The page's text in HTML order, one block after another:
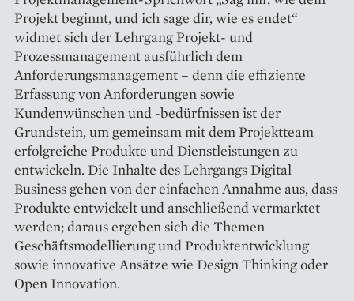
Projekt beginnt, und ich sage dir, wie es endet“
widmet sich der Lehrgang Projekt- und
Prozessmanagement ausführlich dem
Anforderungsmanagement – denn die effiziente
Erfassung von Anforderungen sowie
Kundenwünschen und -bedürfnissen ist der
Grundstein, um gemeinsam mit dem Projektteam
erfolgreiche Produkte und Dienstleistungen zu
entwickeln. Die Inhalte des Lehrgangs Digital
Business gehen von der einfachen Annahme aus, dass
Produkte entwickelt und anschließend vermarktet
werden; daraus ergeben sich die Themen
Geschäftsmodellierung und Produktentwicklung
sowie innovative Ansätze wie Design Thinking oder
Open Innovation.